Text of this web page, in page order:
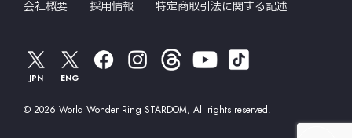
会社概要
採用情報 特定商取引法に関する記述
JPN ENG
© 2026 World Wonder Ring STARDOM, All rights reserved.